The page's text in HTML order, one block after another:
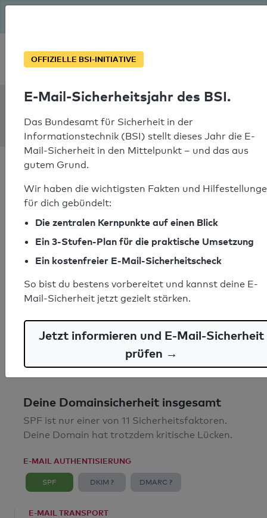
Soforthilfe bei Notfällen
doesitwork.de
Ihr SPF-Record Prüfergebnis
Syntaxprüfung: 0 Fehler
E-Mail-Spoofingschutz: Gut
Deine Domainsicherheit insgesamt
SPF ist nur einer von 11 Sicherheitsfaktoren.
Deine Domain hat trotzdem kritische Lücken.
E-MAIL AUTHENTISIERUNG
SPF DKIM ? DMARC ?
E-MAIL TRANSPORT
OFFIZIELLE BSI-INITIATIVE
E-Mail-Sicherheitsjahr des BSI.
Das Bundesamt für Sicherheit in der
Informationstechnik (BSI) stellt dieses Jahr die E-
Mail-Sicherheit in den Mittelpunkt – und das aus
gutem Grund.
Wir haben die wichtigsten Fakten und
für dich gebündelt:
Die zentralen Kernpunkte auf einen Blick
Ein 3-Stufen-Plan für die praktische Umsetzung
Ein kostenfreier E-Mail-Sicherheitscheck
So bist du bestens vorbereitet und kannst deine E-
Mail-Sicherheit jetzt gezielt stärken.
Jetzt informieren und E-Mail-Sicherheit
prüfen →